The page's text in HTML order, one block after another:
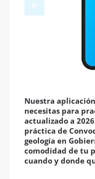
Nuestra
necesitas para
actualizado a
práctica de
geología en
comodidad de tu
cuando y donde